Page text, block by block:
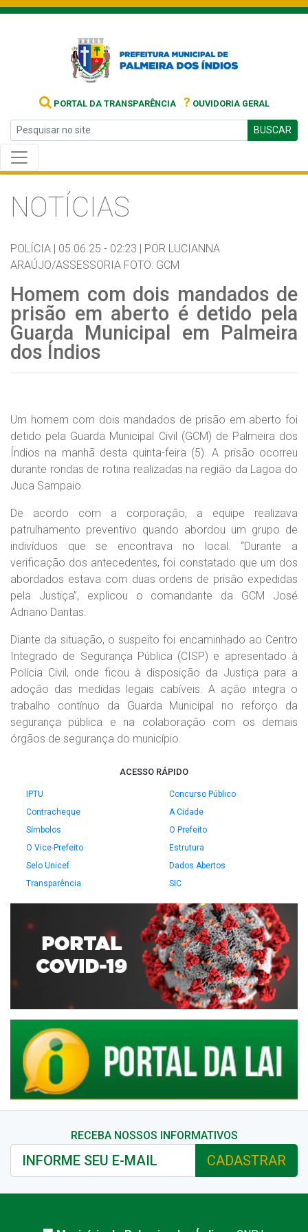
PORTAL DA TRANSPARÊNCIA ? OUVIDORIA GERAL
BUSCAR
NOTÍCIAS
POLÍCIA | 05.06.25 - 02:23 | POR LUCIANNA
ARAÚJO/ASSESSORIA FOTO: GCM
Homem com dois mandados de
prisão em aberto é detido pela
Guarda Municipal em Palmeira
dos Índios
Um homem com dois mandados de prisão em aberto foi
detido pela Guarda Municipal Civil (GCM) de Palmeira dos
Índios na manhã desta quinta-feira (5). A prisão ocorreu
durante rondas de rotina realizadas na região da Lagoa do
Juca Sampaio.
De acordo com a corporação, a equipe realizava
patrulhamento preventivo quando abordou um grupo de
indivíduos que se encontrava no local. “Durante a
verificação dos antecedentes, foi constatado que um dos
abordados estava com duas ordens de prisão expedidas
pela Justiça”, explicou o comandante da GCM José
Adriano Dantas.
Diante da situação, o suspeito foi encaminhado ao Centro
Integrado de Segurança Pública (CISP) e apresentado à
Polícia Civil, onde ficou à disposição da Justiça para a
adoção das medidas legais cabíveis. A ação integra o
trabalho contínuo da Guarda Municipal no reforço da
segurança pública e na colaboração com os demais
órgãos de segurança do município.
ACESSO RÁPIDO
IPTU
Concurso Público
Contracheque
A Cidade
Símbolos
O Prefeito
O Vice-Prefeito
Estrutura
Selo Unicef
Dados Abertos
Transparência
SIC
RECEBA NOSSOS INFORMATIVOS
CADASTRAR